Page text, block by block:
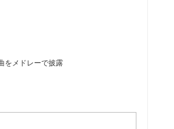
をメドレーで披露